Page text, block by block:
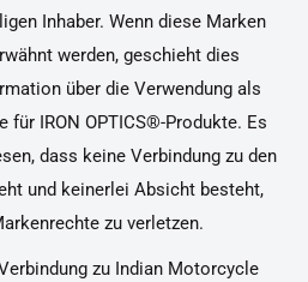
Inhaber. Wenn diese Marken
werden, geschieht dies
über die Verwendung als
für IRON OPTICS®-Produkte. Es
dass keine Verbindung zu den
und keinerlei Absicht besteht,
zu verletzen.
zu Indian Motorcycle